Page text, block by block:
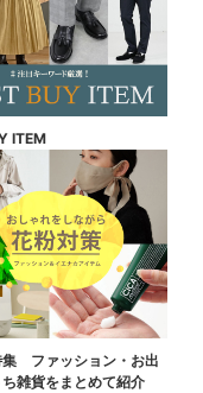
ITEM
集 ファッション・お出
雑貨をまとめて紹介